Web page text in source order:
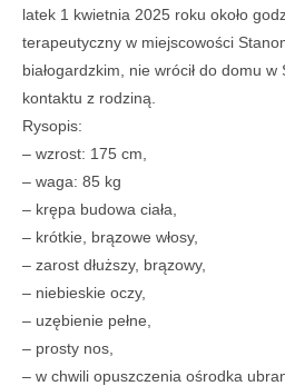
latek 1 kwietnia 2025 roku około
terapeutyczny w miejscowości
białogardzkim, nie wrócił do domu w
kontaktu z rodziną.
Rysopis:
– wzrost: 175 cm,
– waga: 85 kg
– krępa budowa ciała,
– krótkie, brązowe włosy,
– zarost dłuższy, brązowy,
– niebieskie oczy,
– uzębienie pełne,
– prosty nos,
– w chwili opuszczenia ośrodka